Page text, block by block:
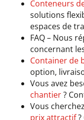
Conteneurs
solutions
espaces de
FAQ – Nous
concernant
Container de
option,
Vous avez
chantier?
Vous
prix attractif?